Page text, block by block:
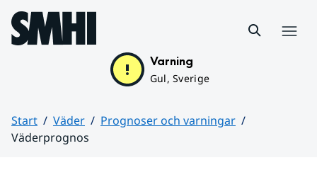
Hoppa till sidans innehåll
Varning
Gul, Sverige
Start Väder
Prognoser och varningar
Väderprognos